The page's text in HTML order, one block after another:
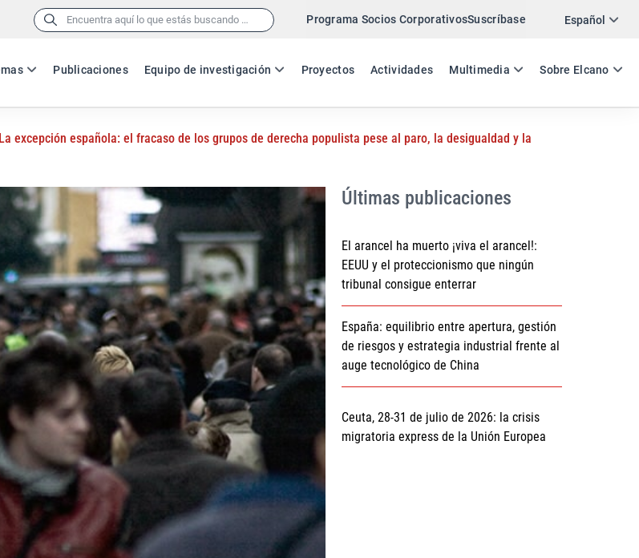
Buscar: Programa Socios CorporativosSuscríbase Español
ES EN
Publicaciones Equipo de investigación Proyectos Actividades Multimedia Sobre Elcano
COMPARTIR DOCUMENTO DE TRABAJO
Twitter
La excepción española: el fracaso de los grupos de derecha populista pese al paro, la desigualdad y la
Últimas publicaciones
El arancel ha muerto ¡viva el arancel!:
EEUU y el proteccionismo que ningún
tribunal consigue enterrar
España: equilibrio entre apertura, gestión
de riesgos y estrategia industrial frente al
auge tecnológico de China
Ceuta, 28-31 de julio de 2026: la crisis
migratoria express de la Unión Europea